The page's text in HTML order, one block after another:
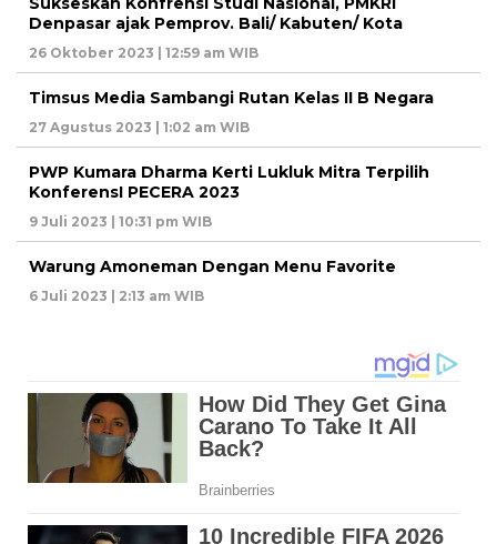
Denpasar ajak Pemprov. Bali/ Kabuten/ Kota
26 Oktober 2023 | 12:59 am WIB
Timsus Media Sambangi Rutan Kelas II B Negara
27 Agustus 2023 | 1:02 am WIB
PWP Kumara Dharma Kerti Lukluk Mitra Terpilih
KonferensI PECERA 2023
9 Juli 2023 | 10:31 pm WIB
Warung Amoneman Dengan Menu Favorite
6 Juli 2023 | 2:13 am WIB